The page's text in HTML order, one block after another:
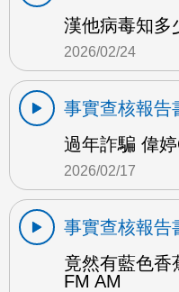
漢他病毒知多
2026/02/24
事實查核報告
過年詐騙 偉
2026/02/17
事實查核報告
竟然有藍色香
FM AM